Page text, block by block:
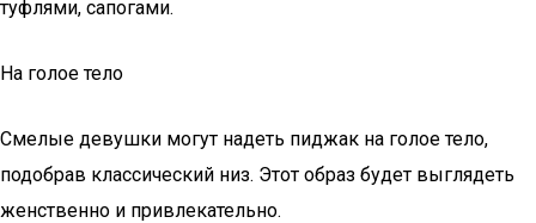
туфлями, сапогами.
На голое тело
Смелые девушки могут надеть пиджак на голое тело,
подобрав классический низ. Этот образ будет выглядеть
женственно и привлекательно.